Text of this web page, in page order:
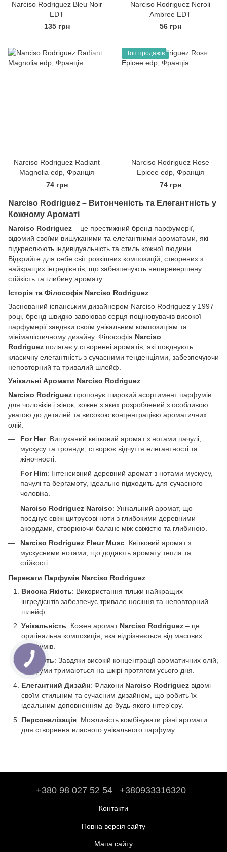
Narciso Rodriguez Bleu Noir
EDT
135 грн
Narciso Rodriguez Neroli
Ambree EDT
56 грн
Narciso Rodriguez Radiant
Magnolia edp, Франція
74 грн
Топ продажів
Narciso Rodriguez Rose
Epicee edp, Франція
74 грн
Narciso Rodriguez – Витонченість та Елегантність у
Кожному Ароматі
Narciso Rodriguez – це престижний бренд парфумерії,
відомий своїми вишуканими та елегантними ароматами, які
підкреслюють індивідуальність та стиль кожної людини.
Відкрийте для себе світ розкішних композицій, створених з
найкращих інгредієнтів, що забезпечують неперевершену
стійкість та глибину аромату.
Історія та Філософія Narciso Rodriguez
Заснований іспанським дизайнером Narciso Rodriguez у 1997
році, бренд швидко завоював серця поціновувачів високої
парфумерії завдяки своїм унікальним композиціям та
мінімалістичному дизайну. Філософія Narciso
Rodriguez полягає у створенні ароматів, які поєднують
класичну елегантність з сучасними тенденціями, забезпечуючи
неповторний та тривалий шлейф.
Унікальні Аромати Narciso Rodriguez
Narciso Rodriguez пропонує широкий асортимент парфумів
для чоловіків і жінок, кожен з яких розроблений з особливою
увагою до деталей та високою концентрацією ароматичних
олій.
For Her: Вишуканий квітковий аромат з нотами пачулі,
мускусу та троянди, створює відчуття елегантності та
жіночності.
For Him: Інтенсивний деревний аромат з нотами мускусу,
пачулі та бергамоту, ідеально підходить для сучасного
чоловіка.
Narciso Rodriguez Narciso: Унікальний аромат, що
поєднує свіжі цитрусові ноти з глибокими деревними
акордами, створюючи баланс між свіжістю та глибиною.
Narciso Rodriguez Fleur Musc: Квітковий аромат з
мускусними нотами, що додають аромату тепла та
стійкості.
Переваги Парфумів Narciso Rodriguez
Висока Якість: Використання тільки найкращих
інгредієнтів забезпечує тривале носіння та неповторний
шлейф.
Унікальність: Кожен аромат Narciso Rodriguez – це
оригінальна композиція, яка відрізняється від масових
парфумів.
Стійкість: Завдяки високій концентрації ароматичних олій,
парфуми тримаються на шкірі протягом усього дня.
Елегантний Дизайн: Флакони Narciso Rodriguez відомі
своїм стильним та сучасним дизайном, що робить їх
ідеальним доповненням до будь-якого інтер'єру.
Персоналізація: Можливість комбінувати різні аромати
для створення власного унікального парфуму.
+380 98 027 52 54 +380933316320
Контакти
Повна версія сайту
Мапа сайту